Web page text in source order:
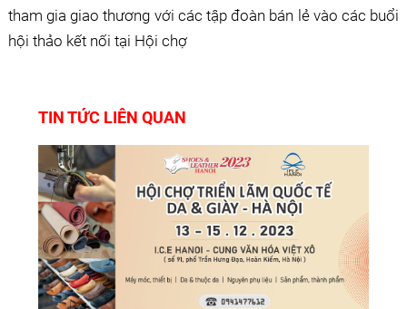
tham gia giao thương với các tập đoàn bán lẻ vào các buổi
hội thảo kết nối tại Hội chợ
TIN TỨC LIÊN QUAN